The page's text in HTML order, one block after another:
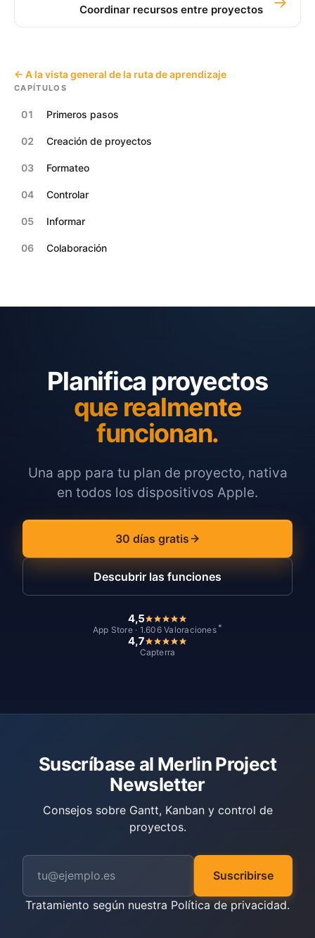
← A la vista general de la ruta de aprendizaje
CAPÍTULOS
01 Primeros pasos
02 Creación de proyectos
03 Formateo
04 Controlar
05 Informar
06 Colaboración
Coordinar recursos entre proyectos
Planifica proyectos
que realmente
funcionan.
Una app para tu plan de proyecto, nativa
en todos los dispositivos Apple.
30 días gratis
Descubrir las funciones
4,5
App Store · 1.606 Valoraciones *
4,7
Capterra
Suscríbase al Merlin Project
Newsletter
Consejos sobre Gantt, Kanban y control de
proyectos.
Suscribirse
Tratamiento según nuestra Política de privacidad.